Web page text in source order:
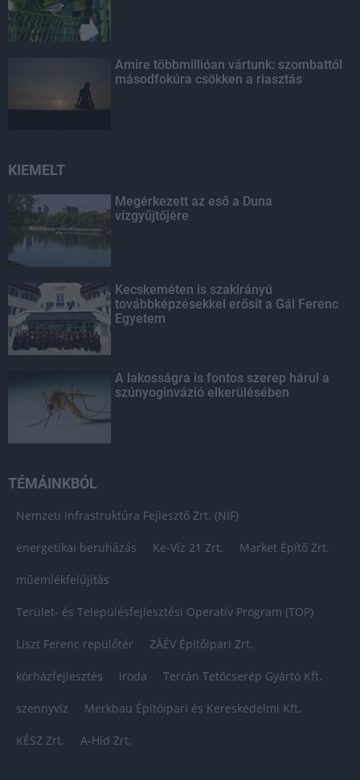
Amire többmillióan vártunk: szombattól
másodfokúra csökken a riasztás
KIEMELT
Megérkezett az eső a Duna
vízgyűjtőjére
Kecskeméten is szakirányú
továbbképzésekkel erősít a Gál Ferenc
Egyetem
A lakosságra is fontos szerep hárul a
szúnyoginvázió elkerülésében
TÉMÁINKBÓL
Nemzeti Infrastruktúra Fejlesztő Zrt. (NIF)
energetikai beruházás Ke-Víz 21 Zrt. Market Építő Zrt.
műemlékfelújítás
Terület- és Településfejlesztési Operatív Program (TOP)
Liszt Ferenc repülőtér ZÁÉV Építőipari Zrt.
kórházfejlesztés iroda Terrán Tetőcserép Gyártó Kft.
szennyvíz Merkbau Építőipari és Kereskedelmi Kft.
KÉSZ Zrt. A-Híd Zrt.